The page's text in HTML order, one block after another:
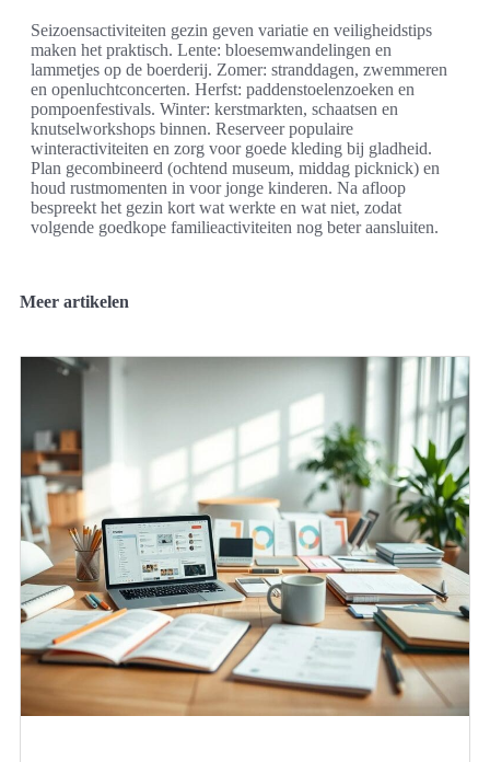
Seizoensactiviteiten gezin geven variatie en veiligheidstips
maken het praktisch. Lente: bloesemwandelingen en
lammetjes op de boerderij. Zomer: stranddagen, zwemmeren
en openluchtconcerten. Herfst: paddenstoelenzoeken en
pompoenfestivals. Winter: kerstmarkten, schaatsen en
knutselworkshops binnen. Reserveer populaire
winteractiviteiten en zorg voor goede kleding bij gladheid.
Plan gecombineerd (ochtend museum, middag picknick) en
houd rustmomenten in voor jonge kinderen. Na afloop
bespreekt het gezin kort wat werkte en wat niet, zodat
volgende goedkope familieactiviteiten nog beter aansluiten.
Meer artikelen